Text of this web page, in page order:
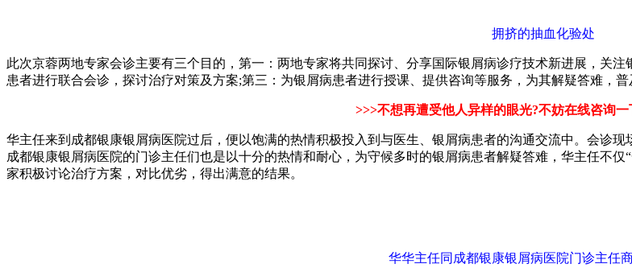
拥挤的抽血化验处
此次京蓉两地专家会诊主要有三个目的，第一：两地专家将共同探讨、分享国际银屑病诊疗技术新进展，关
患者进行联合会诊，探讨治疗对策及方案;第三：为银屑病患者进行授课、提供咨询等服务，为其解疑答难，普
>>>不想再遭受他人异样的眼光?不妨在线咨询
华主任来到成都银康银屑病医院过后，便以饱满的热情积极投入到与医生、银屑病患者的沟通交流中。会诊
成都银康银屑病医院的门诊主任们也是以十分的热情和耐心，为守候多时的银屑病患者解疑答难，华主任不
家积极讨论治疗方案，对比优劣，得出满意的结果。
华华主任同成都银康银屑病医院门诊主任